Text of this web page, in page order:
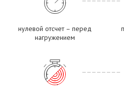
нулевой отсчет – перед
нагружением